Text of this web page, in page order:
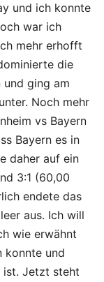
und ich konnte
war ich
mehr erhofft
die
ging am
Noch mehr
vs Bayern
Bayern es in
daher auf ein
3:1 (60,00
endete das
aus. Ich will
wie erwähnt
konnte und
ist. Jetzt steht